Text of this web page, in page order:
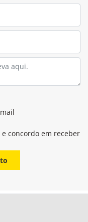
e concordo em receber